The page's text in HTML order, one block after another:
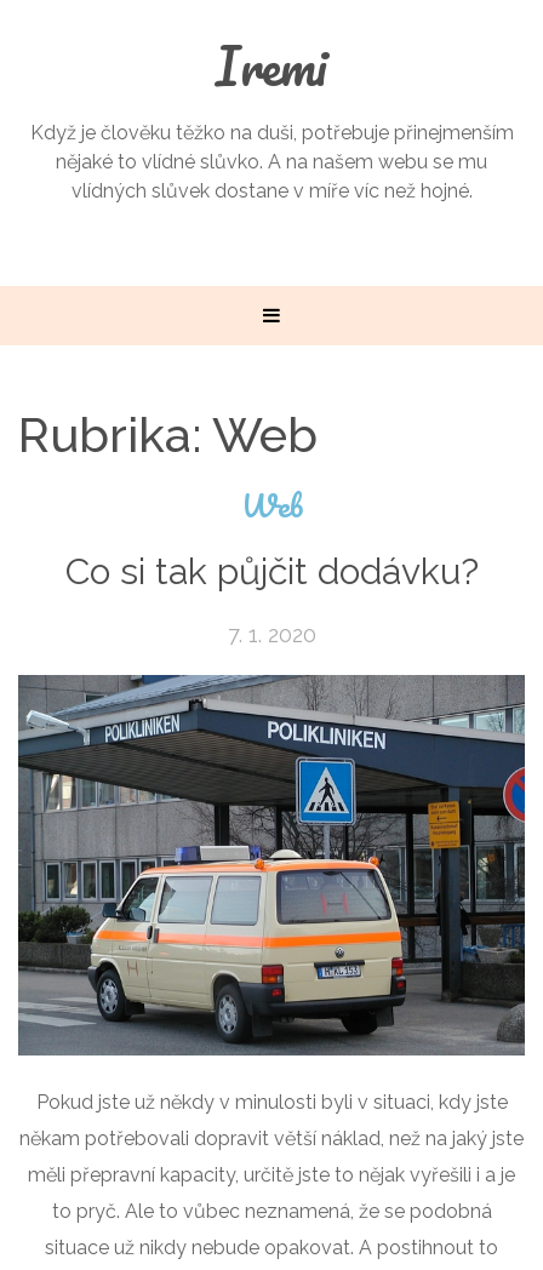
Iremi
Když je člověku těžko na duši, potřebuje přinejmenším
nějaké to vlídné slůvko. A na našem webu se mu
vlídných slůvek dostane v míře víc než hojné.
Rubrika: Web
Web
Co si tak půjčit dodávku?
7. 1. 2020
Pokud jste už někdy v minulosti byli v situaci, kdy jste
někam potřebovali dopravit větší náklad, než na jaký jste
měli přepravní kapacity, určitě jste to nějak vyřešili i a je
to pryč. Ale to vůbec neznamená, že se podobná
situace už nikdy nebude opakovat. A postihnout to